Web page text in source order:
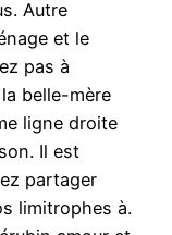
Autre
et le
pas à
belle-mère
ligne droite
Il est
partager
limitrophes à.